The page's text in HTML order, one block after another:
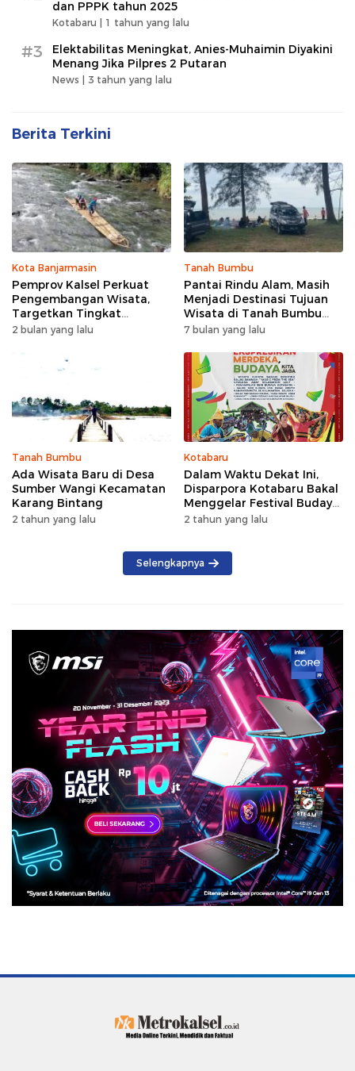
dan PPPK tahun 2025
Kotabaru | 1 tahun yang lalu
#3
Elektabilitas Meningkat, Anies-Muhaimin Diyakini
Menang Jika Pilpres 2 Putaran
News | 3 tahun yang lalu
Berita Terkini
Kota Banjarmasin
Pemprov Kalsel Perkuat
Pengembangan Wisata,
Targetkan Tingkat
Kunjungan Naik 5 Persen di
2 bulan yang lalu
Tanah Bumbu
Pantai Rindu Alam, Masih
Menjadi Destinasi Tujuan
Wisata di Tanah Bumbu
dengan Rindangnya Pohon
7 bulan yang lalu
Tanah Bumbu
Ada Wisata Baru di Desa
Sumber Wangi Kecamatan
Karang Bintang
2 tahun yang lalu
Kotabaru
Dalam Waktu Dekat Ini,
Disparpora Kotabaru Bakal
Menggelar Festival Budaya
Saijaan 2024
2 tahun yang lalu
Selengkapnya